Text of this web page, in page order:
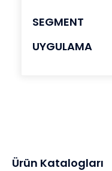
SEGMENT
UYGULAMA
Ürün Katalogları